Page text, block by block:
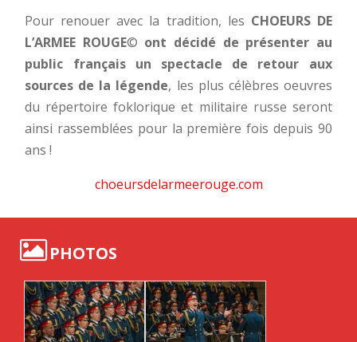
Pour renouer avec la tradition, les CHOEURS DE
L’ARMEE ROUGE© ont décidé de présenter au
public français un spectacle de retour aux
sources de la légende, les plus célèbres oeuvres
du répertoire foklorique et militaire russe seront
ainsi rassemblées pour la première fois depuis 90
ans !
choeursdelarmeerouge.com
PHOTOS